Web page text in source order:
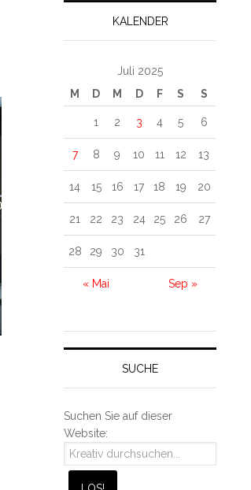
KALENDER
Juli 2025
M
D M D F S S
« Mai Sep »
1 2 3 4 5 6
7 8 9 10 11 12 13
14 15 16 17 18 19 20
21 22 23 24 25 26 27
28 29 30 31
SUCHE
Suchen Sie auf dieser
Website: